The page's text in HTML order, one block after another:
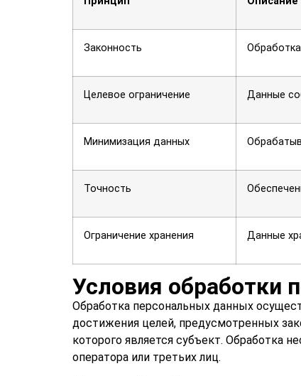
Законность
Целевое ограничение Данные
Минимизация данных
Точность
Ограничение хранения Данные
Условия обработки
Обработка персональных данных
достижения целей, предусмотренных
которого является субъект. Обработка
оператора или третьих лиц.